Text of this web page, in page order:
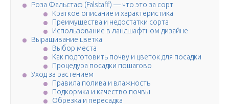
Роза Фальстаф (Falstaff) — что это за сорт
Краткое описание и характеристика
Преимущества и недостатки сорта
Использование в ландшафтном дизайне
Выращивание цветка
Выбор места
Как подготовить почву и цветок для посадки
Процедура посадки пошагово
Уход за растением
Правила полива и влажность
Подкормка и качество почвы
Обрезка и пересадка